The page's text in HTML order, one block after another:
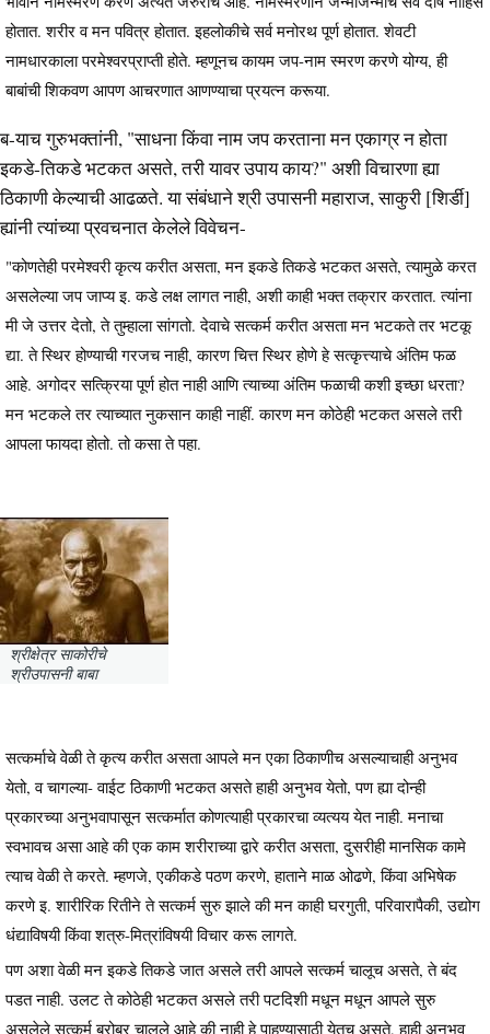
होतात. शरीर व मन पवित्र होतात. इहलोकीचे सर्व मनोरथ पूर्ण होतात. शेवटी
नामधारकाला परमेश्वरप्राप्ती होते. म्हणूनच कायम जप-नाम स्मरण करणे योग्य, ही
बाबांची शिकवण आपण आचरणात आणण्याचा प्रयत्न करूया.
ब-याच गुरुभक्तांनी, "साधना किंवा नाम जप करताना मन एकाग्र न होता
इकडे-तिकडे भटकत असते, तरी यावर उपाय काय?" अशी विचारणा ह्या
ठिकाणी केल्याची आढळते. या संबंधाने श्री उपासनी महाराज, साकुरी [शिर्डी]
ह्यांनी त्यांच्या प्रवचनात केलेले विवेचन-
"कोणतेही परमेश्वरी कृत्य करीत असता, मन इकडे तिकडे भटकत असते, त्यामुळे करत
असलेल्या जप जाप्य इ. कडे लक्ष लागत नाही, अशी काही भक्त तक्रार करतात. त्यांना
मी जे उत्तर देतो, ते तुम्हाला सांगतो. देवाचे सत्कर्म करीत असता मन भटकते तर भटकू
द्या. ते स्थिर होण्याची गरजच नाही, कारण चित्त स्थिर होणे हे सत्कृत्त्याचे अंतिम फळ
आहे. अगोदर सत्क्रिया पूर्ण होत नाही आणि त्याच्या अंतिम फळाची कशी इच्छा धरता?
मन भटकले तर त्याच्यात नुकसान काही नाहीं. कारण मन कोठेही भटकत असले तरी
आपला फायदा होतो. तो कसा ते पहा.
श्रीक्षेत्र साकोरीचे
श्रीउपासनी बाबा
सत्कर्माचे वेळी ते कृत्य करीत असता आपले मन एका ठिकाणीच असल्याचाही अनुभव
येतो, व चागल्या- वाईट ठिकाणी भटकत असते हाही अनुभव येतो, पण ह्या दोन्ही
प्रकारच्या अनुभवापासून सत्कर्मात कोणत्याही प्रकारचा व्यत्यय येत नाही. मनाचा
स्वभावच असा आहे की एक काम शरीराच्या द्वारे करीत असता, दुसरीही मानसिक कामे
त्याच वेळी ते करते. म्हणजे, एकीकडे पठण करणे, हाताने माळ ओढणे, किंवा अभिषेक
करणे इ. शारीरिक रितीने ते सत्कर्म सुरु झाले की मन काही घरगुती, परिवारापैकी, उद्योग
धंद्याविषयी किंवा शत्रु-मित्रांविषयी विचार करू लागते.
पण अशा वेळी मन इकडे तिकडे जात असले तरी आपले सत्कर्म चालूच असते, ते बंद
पडत नाही. उलट ते कोठेही भटकत असले तरी पटदिशी मधून मधून आपले सुरु
असलेले सत्कर्म बरोबर चालले आहे की नाही हे पाहण्यासाठी येतच असते, हाही अनुभव